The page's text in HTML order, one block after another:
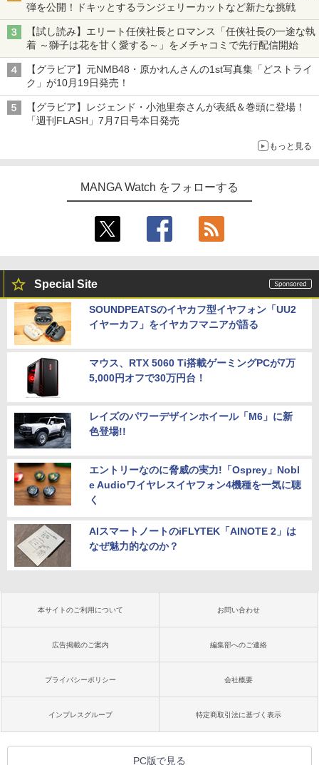
弾を公開！ドキッとするランジェリーカットなど新たな挑戦
【試し読み】エリート任侠社長とロマンス「任侠社長の一途な執
着 ～獅子は花を甘く愛する～」をメチャコミで先行配信開始
【グラビア】元NMB48・原かれんさんの1st写真集「どストライ
ク」が10月19日発売！
【グラビア】レジェンド・小池里奈さんが表紙＆巻頭に登場！
「週刊FLASH」7月7日号本日発売
もっと見る
MANGA Watch をフォローする
Special Site
SOUNDPEATSのイヤカフ型イヤフォン「UU2
イヤーカフ」をイヤカフマニアが語る
マウス、RTX 5060 Ti搭載ゲーミングPCが7万
5,000円オフで30万円台！
レイズのパワーデザインホイール「M6」に新
色登場!!
エントリーなのに脅威の実力!「Osprey」Nobl
e Audioワイヤレスイヤフォン4機種を一気に聴
く
AIスマートノートのiFLYTEK「AINOTE 2」は
なぜ魅力的なのか？
本サイトのご利用について お問い合わせ
広告掲載のご案内 編集部へのご連絡
プライバシーポリシー 会社概要
インプレスグループ 特定商取引法に基づく表示
PC版で見る